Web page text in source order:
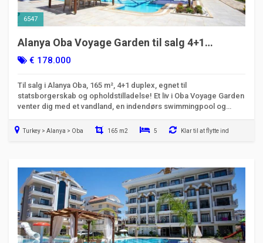
6547
Alanya Oba Voyage Garden til salg 4+1
duplexlejlighed - egnet til statsborgerskab
€ 178.000
Til salg i Alanya Oba, 165 m², 4+1 duplex, egnet til
statsborgerskab og opholdstilladelse! Et liv i Oba Voyage Garden
venter dig med et vandland, en indendørs swimmingpool og
Turkey > Alanya > Oba 165 m2 5 Klar til at flytte ind